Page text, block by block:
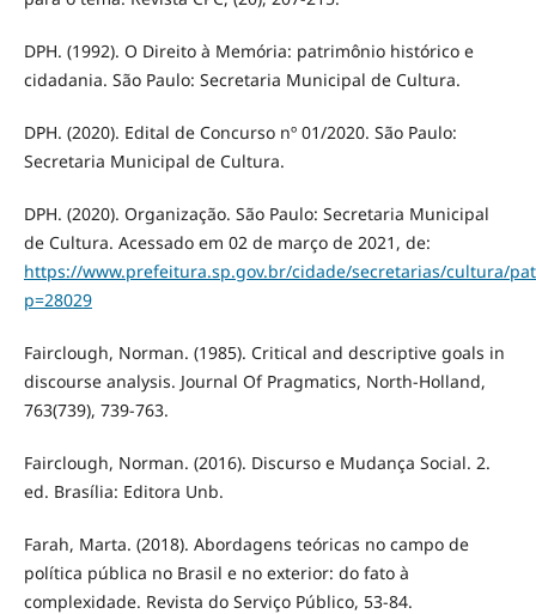
DPH. (1992). O Direito à Memória: patrimônio histórico e
cidadania. São Paulo: Secretaria Municipal de Cultura.
DPH. (2020). Edital de Concurso nº 01/2020. São Paulo:
Secretaria Municipal de Cultura.
DPH. (2020). Organização. São Paulo: Secretaria Municipal
de Cultura. Acessado em 02 de março de 2021, de:
https://www.prefeitura.sp.gov.br/cidade/secretarias/cultura/
p=28029
Fairclough, Norman. (1985). Critical and descriptive goals in
discourse analysis. Journal Of Pragmatics, North-Holland,
763(739), 739-763.
Fairclough, Norman. (2016). Discurso e Mudança Social. 2.
ed. Brasília: Editora Unb.
Farah, Marta. (2018). Abordagens teóricas no campo de
política pública no Brasil e no exterior: do fato à
complexidade. Revista do Serviço Público, 53-84.